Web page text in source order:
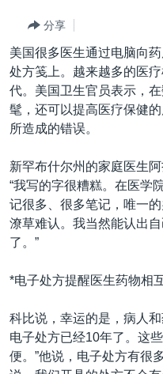
容
到
导
跳
转
到
检
索
港澳
国际
最新国际新闻
印太
欧洲
非洲
美洲
分类新闻
经济·金融·贸易
科教·文娱·体健
军事
劳工
美中关系
白宫要闻
国会报道
美中关系
埃博拉疫情
美国之音专访
重要讲话与声明
VOA视频
VOA今日焦点
中文广播
关注我们
分享
美国很多医生通过电脑向
处方笺上。越来越多的医
代。美国卫生官员表示，
髦，还可以提高医疗保健
所造成的错误。
新罕布什尔州的家庭医生
“我写的字很糟糕。在医学
记很多、很多笔记，唯一
潦草难认。我当然能认出
了。”
*电子处方提醒医生药物相
科比说，幸运的是，病人
电子处方已经10年了。这
便。”他说，电子处方有很